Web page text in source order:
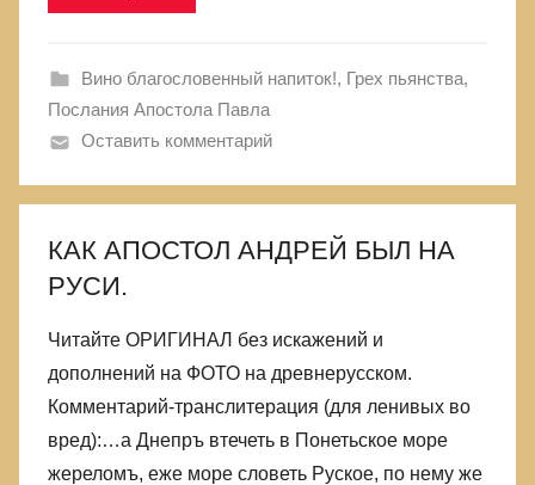
Вино благословенный напиток!, Грех пьянства,
Послания Апостола Павла
Оставить комментарий
КАК АПОСТОЛ АНДРЕЙ БЫЛ НА
РУСИ.
Читайте ОРИГИНАЛ без искажений и
дополнений на ФОТО на древнерусском.
Комментарий-транслитерация (для ленивых во
вред):…а Днепръ втечеть в Понетьское море
жереломъ, еже море словеть Руское, по нему же